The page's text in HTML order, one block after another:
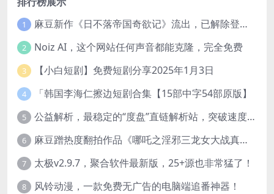
1 麻豆新作《日不落帝国奇欲记》流出，已解除登录验证！
2 Noiz AI，这个网站任何声音都能克隆，完全免费
3 【小白短剧】免费短剧分享2025年1月3日
4 「韩国李海仁擦边短剧合集【15部中字54部原版】
5 公益解析，最稳定的“度盘”直链解析站，突破速度限制
6 麻豆蹭热度翻拍作品《哪吒之淫邪三龙女大战真阳魔童》 已上线
7 太极v2.9.7，聚合软件最新版，25+源也非常猛了！
8 风铃动漫，一款免费无广告的电脑端追番神器！